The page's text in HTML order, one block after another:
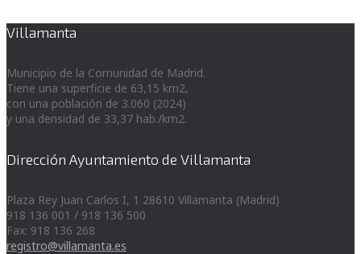
Villamanta
Municipio de la Comunidad de Madrid.
Tiene una superficie de 63,15 km2,
con una población de 3.060 (2024)
y una densidad de 33,37 hab./km2.
Dirección Ayuntamiento de Villamanta
Plaza Rey Juan Carlos I, 1 28610 Villamanta (Madrid)
918 136 001 / 918 136 500
Fax: 918 136 268
registro@villamanta.es